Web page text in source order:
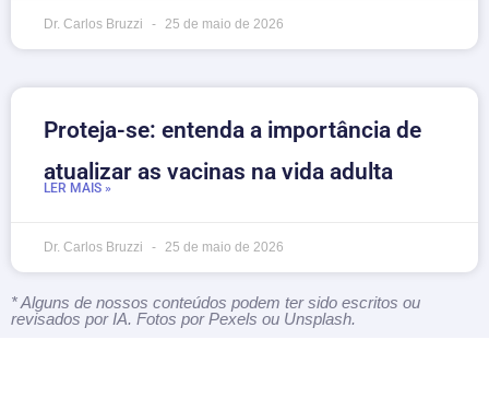
Dr. Carlos Bruzzi 25 de maio de 2026
Proteja-se: entenda a importância de
atualizar as vacinas na vida adulta
LER MAIS »
Dr. Carlos Bruzzi 25 de maio de 2026
* Alguns de nossos conteúdos podem ter sido escritos ou
revisados por IA. Fotos por Pexels ou Unsplash.